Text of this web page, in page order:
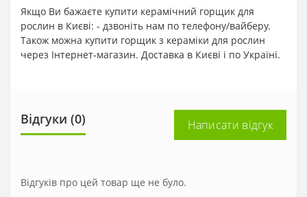
Якщо Ви бажаєте купити керамічний горщик для
рослин в Києві: - дзвоніть нам по телефону/вайберу.
Також можна купити горщик з кераміки для рослин
через Інтернет-магазин. Доставка в Києві і по Україні.
Відгуки (0) Написати відгук
Відгуків про цей товар ще не було.